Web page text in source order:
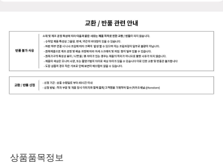
상품품목정보